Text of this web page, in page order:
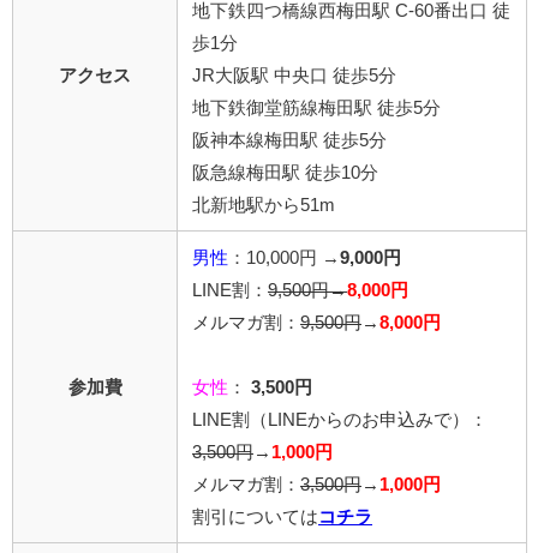
アクセス
地下鉄四つ橋線西梅田駅 C-60番出口 徒
歩1分
JR大阪駅 中央口 徒歩5分
地下鉄御堂筋線梅田駅 徒歩5分
阪神本線梅田駅 徒歩5分
阪急線梅田駅 徒歩10分
北新地駅から51m
参加費
男性 ：10,000円 → 9,000円
LINE割： 9,500円→8,000円
メルマガ割： 9,500円 → 8,000円
女性 ：
3,500円
LINE割
（LINEからのお申込みで）
：
3,500円 → 1,000円
メルマガ割： 3,500円 → 1,000円
割引については コチラ